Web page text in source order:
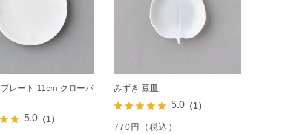
レート 11cm クローバ
5.0 （1）
みずき 豆皿
5.0 （1）
770円（税込）